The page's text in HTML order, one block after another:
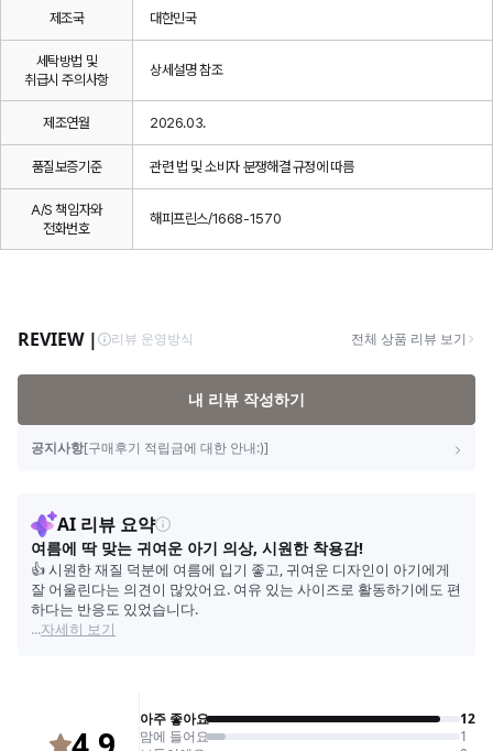
제조국 대한민국
세탁방법 및
취급시 주의사항
상세설명 참조
제조연월 2026.03.
품질보증기준 관련 법 및 소비자 분쟁해결 규정에 따름
A/S 책임자와
전화번호
해피프린스/1668-1570